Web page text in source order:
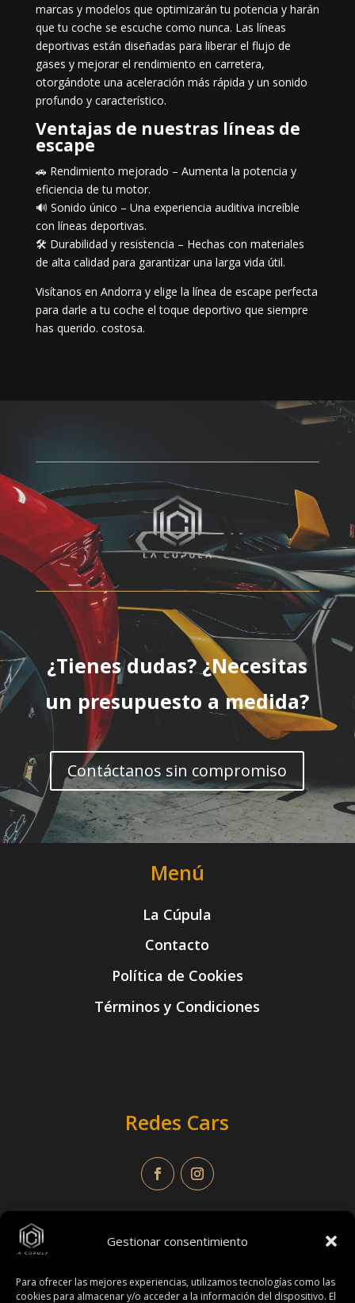
Gestionar consentimiento
Para ofrecer las mejores experiencias, utilizamos tecnologías como las
cookies para almacenar y/o acceder a la información del dispositivo. El
marcas y modelos que optimizarán tu potencia y harán
que tu coche se escuche como nunca. Las líneas
deportivas están diseñadas para liberar el flujo de
gases y mejorar el rendimiento en carretera,
otorgándote una aceleración más rápida y un sonido
profundo y característico.
Ventajas de nuestras líneas de
escape
🚗 Rendimiento mejorado – Aumenta la potencia y
eficiencia de tu motor.
🔊 Sonido único – Una experiencia auditiva increíble
con líneas deportivas.
🛠️ Durabilidad y resistencia – Hechas con materiales
de alta calidad para garantizar una larga vida útil.
Visítanos en Andorra y elige la línea de escape perfecta
para darle a tu coche el toque deportivo que siempre
has querido. costosa.
¿Tienes dudas? ¿Necesitas
un presupuesto a medida?
Contáctanos sin compromiso
Menú
La Cúpula
Contacto
Política de Cookies
Términos y Condiciones
Redes Cars